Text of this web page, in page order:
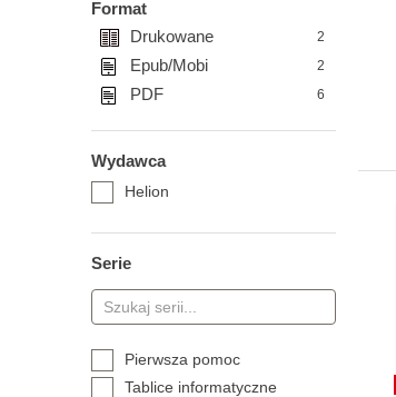
Format
Drukowane
2
Epub/Mobi 2
PDF 6
Wydawca
Helion
Serie
Pierwsza pomoc
Tablice informatyczne